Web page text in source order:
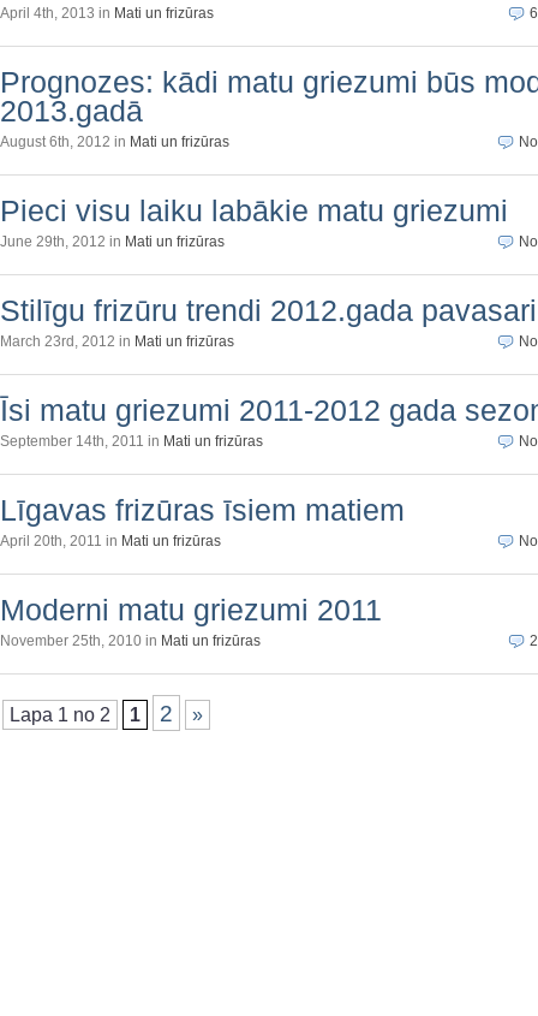
April 4th, 2013 in Mati un frizūras
Prognozes: kādi matu griezumi būs
2013.gadā
August 6th, 2012 in Mati un frizūras
Pieci visu laiku labākie matu griezumi
June 29th, 2012 in Mati un frizūras
Stilīgu frizūru trendi 2012.gada
March 23rd, 2012 in Mati un frizūras
Īsi matu griezumi 2011-2012 gada
September 14th, 2011 in Mati un frizūras
Līgavas frizūras īsiem matiem
April 20th, 2011 in Mati un frizūras
Moderni matu griezumi 2011
November 25th, 2010 in Mati un frizūras
Lapa 1 no 2 1 2 »